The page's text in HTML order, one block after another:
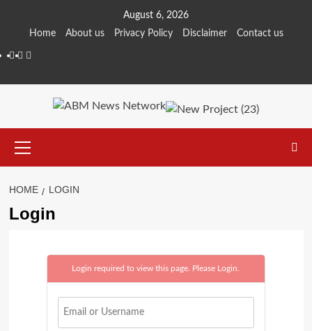
August 6, 2026
Home
About us Privacy Policy Disclaimer Contact us
Facebook
Youtube
Telegram
Menu
HOME LOGIN
Login
Login required to view this page. Please Login.